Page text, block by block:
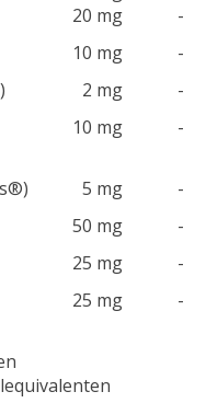
20 mg
-
10 mg
-
2 mg
-
10 mg -
5 mg
-
50 mg
-
25 mg
-
25 mg
-